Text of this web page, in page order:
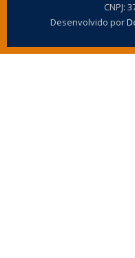
CNPJ:
Desenvolvido por